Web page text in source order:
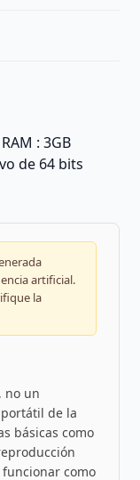
: 3GB
de 64 bits
artificial.
la
no un
de la
básicas como
como